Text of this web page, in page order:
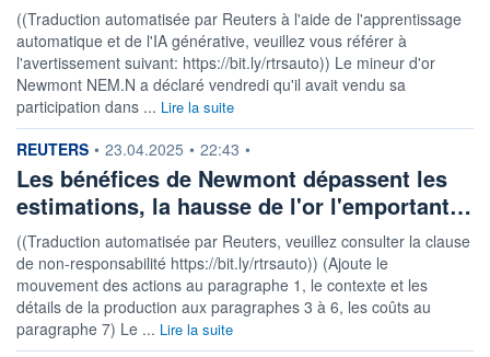
((Traduction automatisée par Reuters à l'aide de l'apprentissage
automatique et de l'IA générative, veuillez vous référer à
l'avertissement suivant: https://bit.ly/rtrsauto)) Le mineur d'or
Newmont NEM.N a déclaré vendredi qu'il avait vendu sa
participation dans ... Lire la suite
information fournie par
REUTERS • 23.04.2025 • 22:43 •
Les bénéfices de Newmont dépassent les
estimations, la hausse de l'or l'emportant…
((Traduction automatisée par Reuters, veuillez consulter la clause
de non-responsabilité https://bit.ly/rtrsauto)) (Ajoute le
mouvement des actions au paragraphe 1, le contexte et les
détails de la production aux paragraphes 3 à 6, les coûts au
paragraphe 7) Le ... Lire la suite